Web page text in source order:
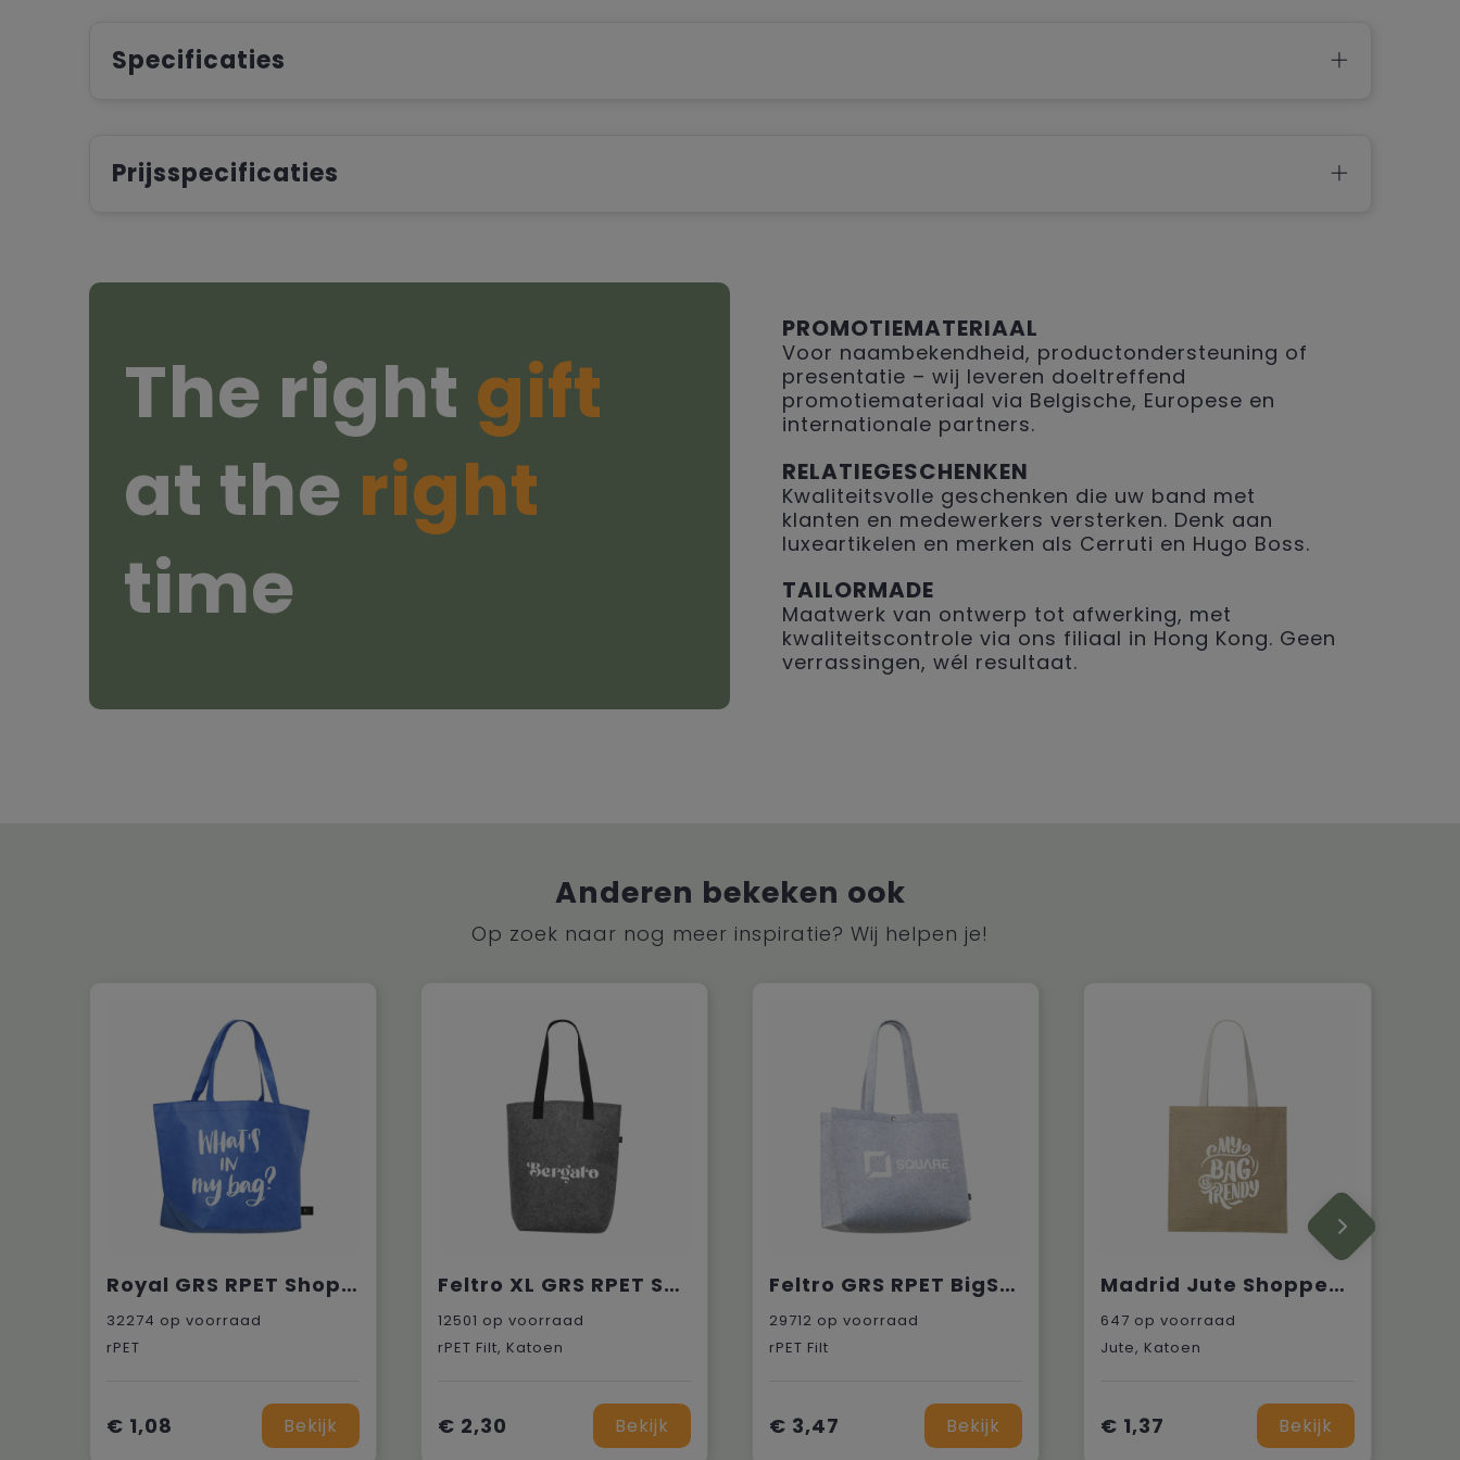
Specificaties
Prijsspecificaties
The right gift
at the right
time
PROMOTIEMATERIAAL
Voor naambekendheid, productondersteuning of
presentatie – wij leveren doeltreffend
promotiemateriaal via Belgische, Europese en
internationale partners.
RELATIEGESCHENKEN
Kwaliteitsvolle geschenken die uw band met
klanten en medewerkers versterken. Denk aan
luxeartikelen en merken als Cerruti en Hugo Boss.
TAILORMADE
Maatwerk van ontwerp tot afwerking, met
kwaliteitscontrole via ons filiaal in Hong Kong. Geen
verrassingen, wél resultaat.
Anderen bekeken ook
Op zoek naar nog meer inspiratie? Wij helpen je!
Royal GRS RPET Shopper (80 g/m²)
32274 op voorraad
rPET
€ 1,08 Bekijk
Feltro XL GRS RPET Shopper
12501 op voorraad
rPET Filt, Katoen
€ 2,30 Bekijk
Feltro GRS RPET BigShopper winkeltas
29712 op voorraad
rPET Filt
€ 3,47 Bekijk
Madrid Jute Shopper (320 g/m²) winkeltas
647 op voorraad
Jute, Katoen
€ 1,37 Bekijk